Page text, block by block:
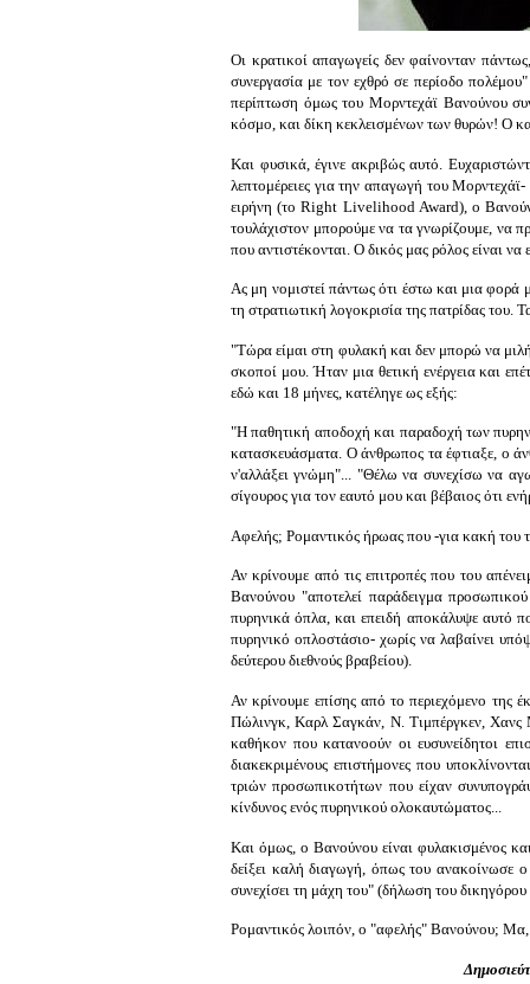
Οι κρατικοί απαγωγείς δεν φαίνονταν
συνεργασία με τον εχθρό σε περίοδο
περίπτωση όμως του Μορντεχάϊ Βανούνου
κόσμο, και δίκη κεκλεισμένων των θυρών! Ο
Και φυσικά, έγινε ακριβώς αυτό.
λεπτομέρειες για την απαγωγή του
ειρήνη (το Right Livelihood Award), ο
τουλάχιστον μπορούμε να τα γνωρίζουμε, να
που αντιστέκονται. Ο δικός μας ρόλος είναι
Ας μη νομιστεί πάντως ότι έστω και μια
τη στρατιωτική λογοκρισία της πατρίδας του.
"Τώρα είμαι στη φυλακή και δεν μπορώ να
σκοποί μου. Ήταν μια θετική ενέργεια και
εδώ και 18 μήνες, κατέληγε ως εξής:
"Η παθητική αποδοχή και παραδοχή των
κατασκευάσματα. Ο άνθρωπος τα έφτιαξε, ο
ν'αλλάξει γνώμη"... "Θέλω να συνεχίσω να
σίγουρος για τον εαυτό μου και βέβαιος ότι
Αφελής; Ρομαντικός ήρωας που -για κακή του
Αν κρίνουμε από τις επιτροπές που του
Βανούνου "αποτελεί παράδειγμα
πυρηνικά όπλα, και επειδή αποκάλυψε αυτό
πυρηνικό οπλοστάσιο- χωρίς να λαβαίνει
δεύτερου διεθνούς βραβείου).
Αν κρίνουμε επίσης από το περιεχόμενο
Πώλινγκ, Καρλ Σαγκάν, Ν. Τιμπέργκεν, Χανς
καθήκον που κατανοούν οι ευσυνείδητοι
διακεκριμένους επιστήμονες που
τριών προσωπικοτήτων που είχαν
κίνδυνος ενός πυρηνικού ολοκαυτώματος...
Και όμως, ο Βανούνου είναι φυλακισμένος
δείξει καλή διαγωγή, όπως του ανακοίνωσε
συνεχίσει τη μάχη του" (δήλωση του
Ρομαντικός λοιπόν, ο "αφελής" Βανούνου; Μα,